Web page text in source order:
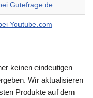
Gutefrage.de
Youtube.com
keinen eindeutigen
Wir aktualisieren
Produkte auf dem